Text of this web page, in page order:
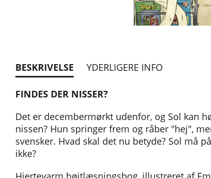
BESKRIVELSE YDERLIGERE INFO
FINDES DER NISSER?
Det er decembermørkt udenfor, og Sol kan
nissen? Hun springer frem og råber "hej",
svensker. Hvad skal det nu betyde? Sol må
ikke?